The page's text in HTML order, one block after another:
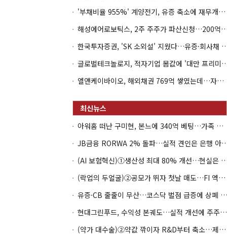
'부채비율 955%' 계양전기, 유증 축소에 재무개선 효과 '뚝'
해성에어로보틱스, 2주 주주가 파산
한국투자증권, 'SK 소외설' 지웠
글로벌테크놀로지, 적자기업 몸값
엘앤케이바이오, 해외채권 769억 쌓였는데…자회사 4곳 자본잠식
아워홈 떠난 구미현, 본느에 340억 베팅…가족 지배체제 구축
JB금융 RORWA 2% 돌파…실
(AI 보험혁신)①생산성 최대 80%
(락업의 두얼굴)②공모가 뛰자 첫날 매도…FI 엑시트 전략 갈렸다
유증·CB 줄줄이 무산…코스닥 벌점 급증에 상폐 압박
현대그린푸드, 수익성 본궤도…실적 개선에 주주환원까지
(약가 대수술)②약값 깎이자 R&D부터 축소…제약업계 비상경영 돌입